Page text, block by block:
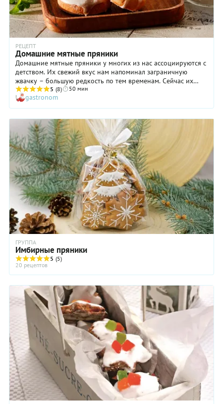
РЕЦЕПТ
Домашние мятные пряники
Домашние мятные пряники у многих из нас ассоциируются с
детством. Их свежий вкус нам напоминал заграничную
жвачку – большую редкость по тем временам. Сейчас их
можно легко купить в магазине, но давайте попробуем
приготовить те самые пряники дома. Здесь нет ничего
сложного. Главное придать изделию мятные ненавязчивый
вкус. В этом нам поможет настойка, которую можно купить в
любой аптеке. Если не хочется использовать настойку,
добавьте мятный сироп, либо несколько веточек свежей
зелени в тесто. Но вкус может быть кардинально другим,
учитывайте это. Добавьте пару капель настойки и в глазурь.
Это сделает ее вкус более выразительным. Тесто будем
делать заварное. А пряники вырежем круглой формочкой.
Если хотите подать их детям, можно использовать любые
фигурные. Обязательно покройте изделия глазурью.
Считается, что она помогает сохранить мягкость и свежесть
изделия. Ешьте не ранее, чем через сутки. Пряникам нужно
время настояться.
5 (8) 50 мин
gastronom
ГРУППА
Имбирные пряники
5 (5)
20 рецептов